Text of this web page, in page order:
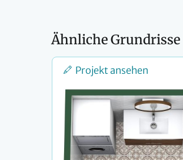
Ähnliche Grundrisse
Projekt ansehen